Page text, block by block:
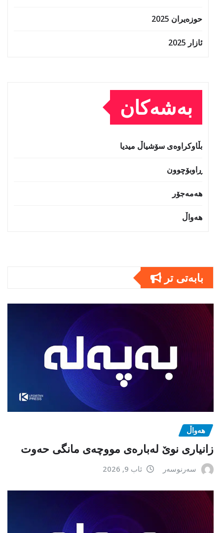
حوزه‌یران 2025
ئازار 2025
بەشەکان
بڵاوکراوەی سۆشیاڵ میدیا
ڕاوبۆچوون
هەمەجۆر
هەواڵ
بابەتى تر
هەواڵ
زانیاری نوێ لەبارەی مووچەی مانگی حەوت
سەرنوسەر ئاب 9, 2026